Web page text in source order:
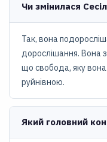
Чи змінилася
Так, вона
дорослішання. Вона
що свобода, яку
руйнівною.
Який головний